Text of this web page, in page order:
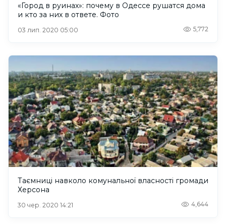
«Город в руинах»: почему в Одессе рушатся дома
и кто за них в ответе. Фото
03 лип. 2020 05:00 5,772
Таємниці навколо комунальної власності громади
Херсона
30 чер. 2020 14:21 4,644